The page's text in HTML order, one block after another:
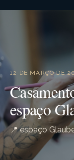
12 DE MARÇO DE
espaço
📍 espaço